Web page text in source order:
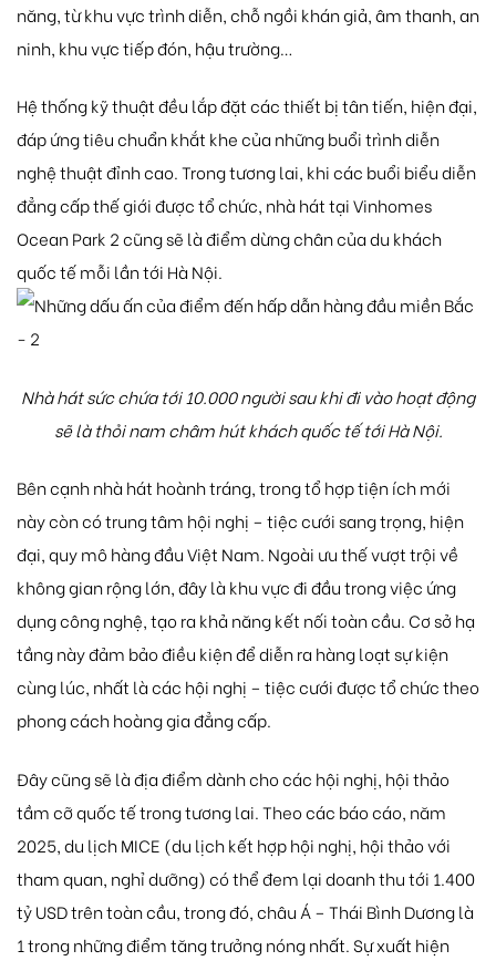
năng, từ khu vực trình diễn, chỗ ngồi khán giả, âm thanh, an
ninh, khu vực tiếp đón, hậu trường…
Hệ thống kỹ thuật đều lắp đặt các thiết bị tân tiến, hiện đại,
đáp ứng tiêu chuẩn khắt khe của những buổi trình diễn
nghệ thuật đỉnh cao. Trong tương lai, khi các buổi biểu diễn
đẳng cấp thế giới được tổ chức, nhà hát tại Vinhomes
Ocean Park 2 cũng sẽ là điểm dừng chân của du khách
quốc tế mỗi lần tới Hà Nội.
Nhà hát sức chứa tới 10.000 người sau khi đi vào hoạt động
sẽ là thỏi nam châm hút khách quốc tế tới Hà Nội.
Bên cạnh nhà hát hoành tráng, trong tổ hợp tiện ích mới
này còn có trung tâm hội nghị – tiệc cưới sang trọng, hiện
đại, quy mô hàng đầu Việt Nam. Ngoài ưu thế vượt trội về
không gian rộng lớn, đây là khu vực đi đầu trong việc ứng
dụng công nghệ, tạo ra khả năng kết nối toàn cầu. Cơ sở hạ
tầng này đảm bảo điều kiện để diễn ra hàng loạt sự kiện
cùng lúc, nhất là các hội nghị – tiệc cưới được tổ chức theo
phong cách hoàng gia đẳng cấp.
Đây cũng sẽ là địa điểm dành cho các hội nghị, hội thảo
tầm cỡ quốc tế trong tương lai. Theo các báo cáo, năm
2025, du lịch MICE (du lịch kết hợp hội nghị, hội thảo với
tham quan, nghỉ dưỡng) có thể đem lại doanh thu tới 1.400
tỷ USD trên toàn cầu, trong đó, châu Á – Thái Bình Dương là
1 trong những điểm tăng trưởng nóng nhất. Sự xuất hiện